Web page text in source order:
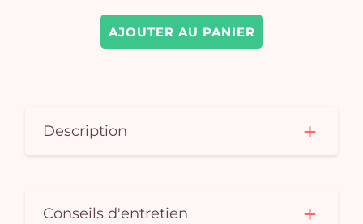
AJOUTER AU PANIER
Description
Conseils d'entretien